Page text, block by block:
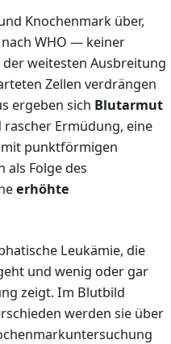
Knochenmark über,
nach WHO — keiner
weitesten Ausbreitung
Zellen verdrängen
ergeben sich Blutarmut
Ermüdung, eine
mit punktförmigen
als Folge des
erhöhte
Leukämie, die
und wenig oder gar
zeigt. Im Blutbild
werden sie über